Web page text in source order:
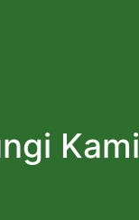
Kami